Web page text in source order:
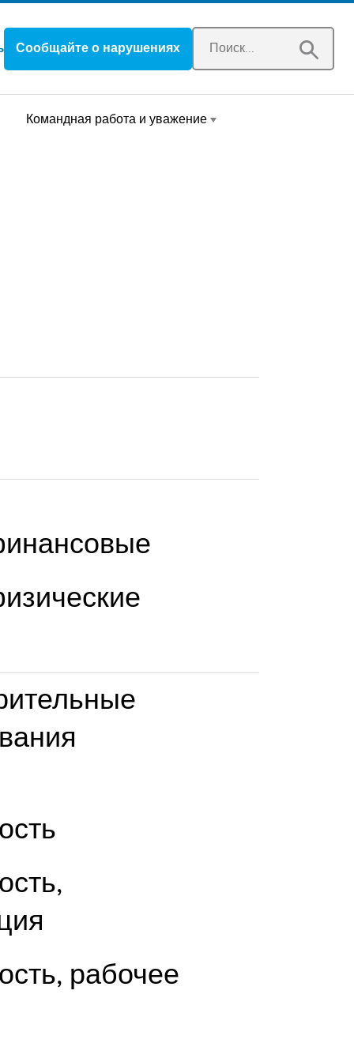
Сообщайте о нарушенияхОткрывается в новом окне
Командная работа и уважение
рабочее